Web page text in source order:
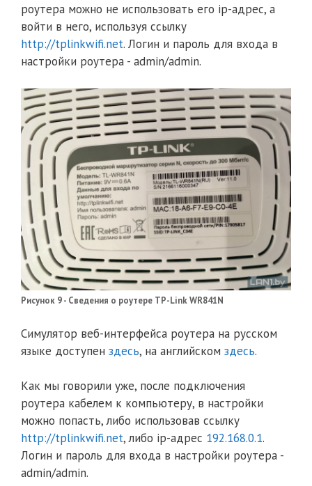
роутера можно не использовать его ip-адрес, а
войти в него, используя ссылку
http://tplinkwifi.net. Логин и пароль для входа в
настройки роутера - admin/admin.
Рисунок 9 - Сведения о роутере TP-Link WR841N
Симулятор веб-интерфейса роутера на русском
языке доступен здесь, на английском здесь.
Как мы говорили уже, после подключения
роутера кабелем к компьютеру, в настройки
можно попасть, либо использовав ссылку
http://tplinkwifi.net, либо ip-адрес 192.168.0.1.
Логин и пароль для входа в настройки роутера -
admin/admin.